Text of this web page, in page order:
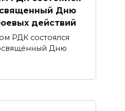
Дню
действий
РДК состоялся
Дню